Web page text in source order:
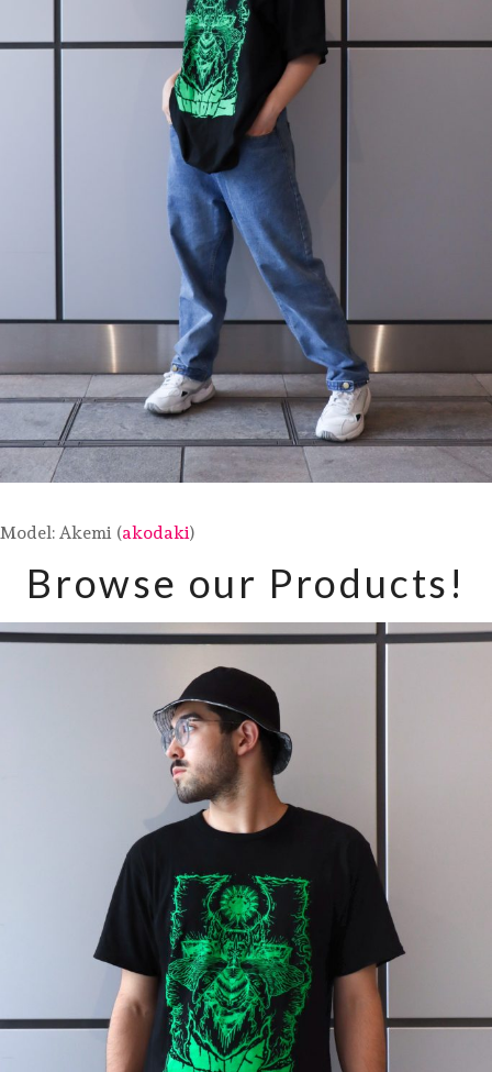
Model: Akemi (akodaki)
Browse our Products!